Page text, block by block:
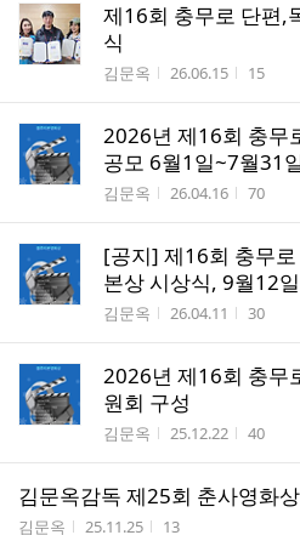
제16회 충무로 단편,
식
작성자
김문옥 작성시간
26.06.15 조회수
15
2026년 제16회 충무
공모 6월1일~7월31
작성자
김문옥 작성시간
26.04.16 조회수
70
[공지] 제16회 충무
본상 시상식, 9월12
작성자
김문옥 작성시간
26.04.11 조회수
30
2026년 제16회 충무
원회 구성
작성자
김문옥 작성시간
25.12.22 조회수
40
김문옥감독 제25회 춘사영화
작성자
김문옥 작성시간
25.11.25 조회수
13